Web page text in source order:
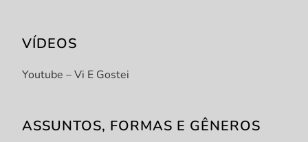
VÍDEOS
Youtube – Vi E Gostei
ASSUNTOS, FORMAS E GÊNEROS